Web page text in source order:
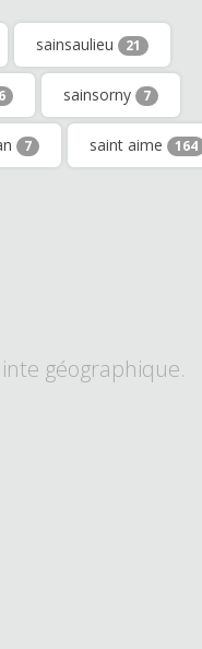
sainsaulieu 21
sainsorny 7
7 saint aime 164
géographique.